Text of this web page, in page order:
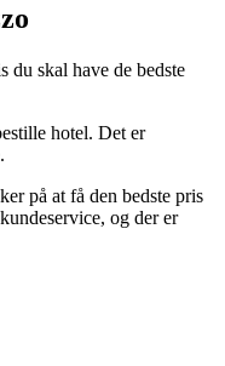
skal have de bedste
hotel. Det er
på at få den bedste pris
og der er